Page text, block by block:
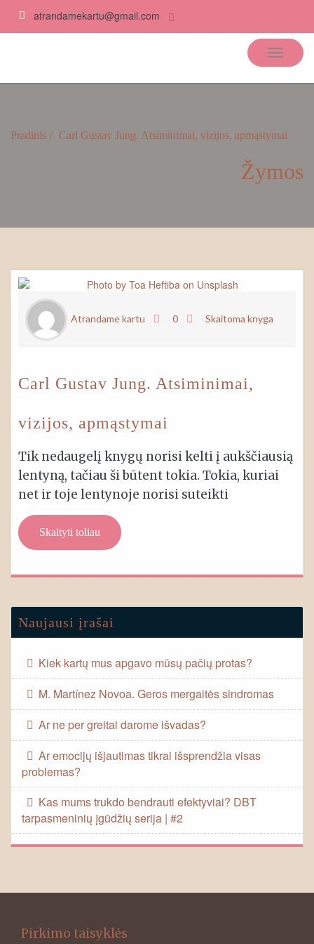
atrandamekartu@gmail.com
Pradinis Carl Gustav Jung. Atsiminimai, vizijos, apmąstymai
Žymos
Atrandame kartu 0 Skaitoma knyga
Carl Gustav Jung. Atsiminimai,
vizijos, apmąstymai
Tik nedaugelį knygų norisi kelti į aukščiausią
lentyną, tačiau ši būtent tokia. Tokia, kuriai
net ir toje lentynoje norisi suteikti
Skaityti toliau
Naujausi įrašai
Kiek kartų mus apgavo mūsų pačių protas?
M. Martínez Novoa. Geros mergaitės sindromas
Ar ne per greitai darome išvadas?
Ar emocijų išjautimas tikrai išsprendžia visas
problemas?
Kas mums trukdo bendrauti efektyviai? DBT
tarpasmeninių įgūdžių serija | #2
Pirkimo taisyklės